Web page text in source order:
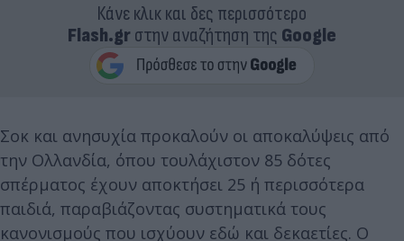
Κάνε κλικ και δες περισσότερο
Flash.grστην αναζήτηση της Google
Σοκ και ανησυχία προκαλούν οι αποκαλύψεις από
την Ολλανδία, όπου τουλάχιστον 85 δότες
σπέρματος έχουν αποκτήσει 25 ή περισσότερα
παιδιά, παραβιάζοντας συστηματικά τους
κανονισμούς που ισχύουν εδώ και δεκαετίες. Ο